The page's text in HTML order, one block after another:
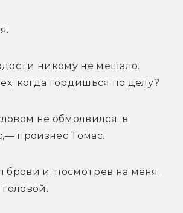
никому не мешало.
когда гордишься по делу?
не обмолвился, в
произнес Томас.
брови и, посмотрев на меня,